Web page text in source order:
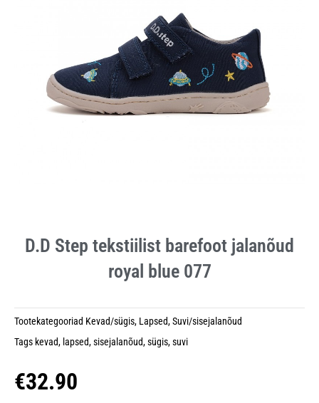
D.D Step tekstiilist barefoot jalanõud
royal blue 077
Tootekategooriad Kevad/sügis, Lapsed,Suvi/sisejalanõud
Tags kevad, lapsed,sisejalanõud,sügis,suvi
€32.90